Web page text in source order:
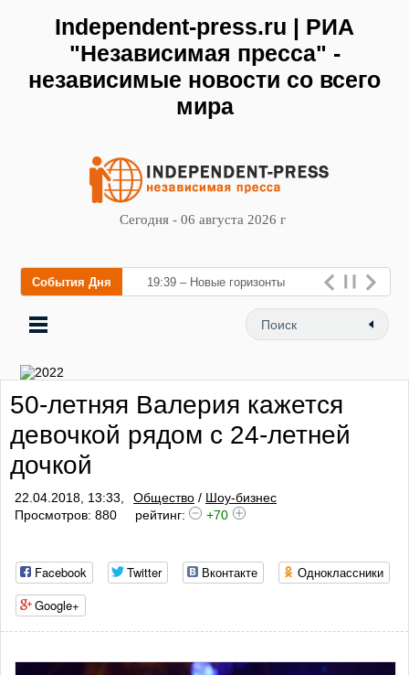
Independent-press.ru | РИА
"Независимая пресса" -
независимые новости со всего
мира
Сегодня - 06 августа 2026 г
События Дня 19:39 – Новые горизонты
флебологии: в Москве
открылся «Городской центр
заболеваний вен и
профилактики тромбоза
50-летняя Валерия кажется
девочкой рядом с 24-летней
дочкой
22.04.2018, 13:33, Общество / Шоу-бизнес
Просмотров: 880
рейтинг: +70
Facebook Twitter Вконтакте
Одноклассники
Google+